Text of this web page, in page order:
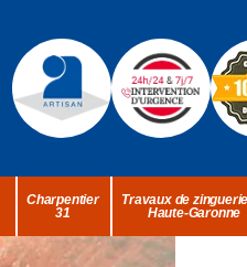
Charpentier
31
Travaux de
Haute-Garonne